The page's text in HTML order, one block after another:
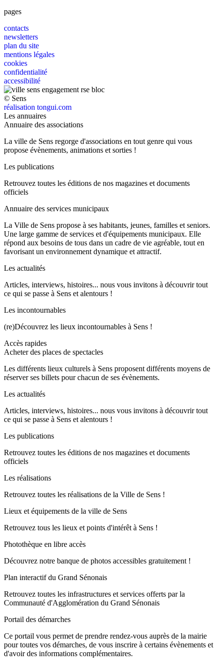
pages
contacts
newsletters
plan du site
mentions légales
cookies
confidentialité
accessibilité
© Sens
réalisation tongui.com
Les annuaires
Annuaire des associations
La ville de Sens regorge d'associations en tout genre qui vous
propose évènements, animations et sorties !
Les publications
Retrouvez toutes les éditions de nos magazines et documents
officiels
Annuaire des services municipaux
La Ville de Sens propose à ses habitants, jeunes, familles et seniors.
Une large gamme de services et d'équipements municipaux. Elle
répond aux besoins de tous dans un cadre de vie agréable, tout en
favorisant un environnement dynamique et attractif.
Les actualités
Articles, interviews, histoires... nous vous invitons à découvrir tout
ce qui se passe à Sens et alentours !
Les incontournables
(re)Découvrez les lieux incontournables à Sens !
Accès rapides
Acheter des places de spectacles
Les différents lieux culturels à Sens proposent différents moyens de
réserver ses billets pour chacun de ses évènements.
Les actualités
Articles, interviews, histoires... nous vous invitons à découvrir tout
ce qui se passe à Sens et alentours !
Les publications
Retrouvez toutes les éditions de nos magazines et documents
officiels
Les réalisations
Retrouvez toutes les réalisations de la Ville de Sens !
Lieux et équipements de la ville de Sens
Retrouvez tous les lieux et points d'intérêt à Sens !
Photothèque en libre accès
Découvrez notre banque de photos accessibles gratuitement !
Plan interactif du Grand Sénonais
Retrouvez toutes les infrastructures et services offerts par la
Communauté d'Agglomération du Grand Sénonais
Portail des démarches
Ce portail vous permet de prendre rendez-vous auprès de la mairie
pour toutes vos démarches, de vous inscrire à certains évènements et
d'avoir des informations complémentaires.